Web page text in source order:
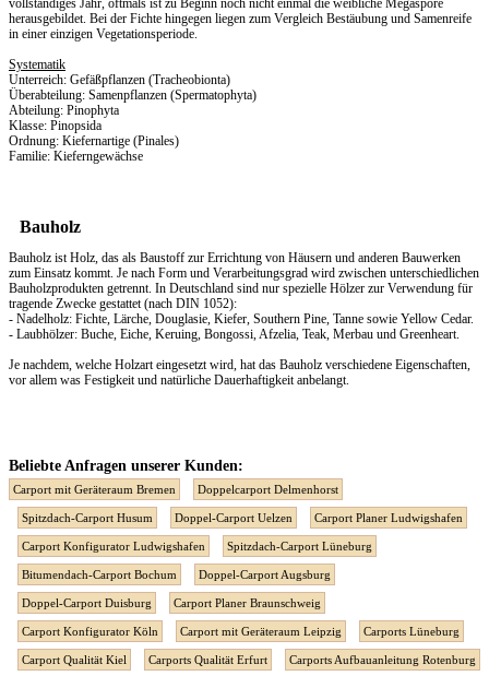
vollständiges Jahr, oftmals ist zu Beginn noch nicht einmal die weibliche Megaspore
herausgebildet. Bei der Fichte hingegen liegen zum Vergleich Bestäubung und Samenreife
in einer einzigen Vegetationsperiode.
Systematik
Unterreich: Gefäßpflanzen (Tracheobionta)
Überabteilung: Samenpflanzen (Spermatophyta)
Abteilung: Pinophyta
Klasse: Pinopsida
Ordnung: Kiefernartige (Pinales)
Familie: Kieferngewächse
Bauholz
Bauholz ist Holz, das als Baustoff zur Errichtung von Häusern und anderen Bauwerken
zum Einsatz kommt. Je nach Form und Verarbeitungsgrad wird zwischen unterschiedlichen
Bauholzprodukten getrennt. In Deutschland sind nur spezielle Hölzer zur Verwendung für
tragende Zwecke gestattet (nach DIN 1052):
- Nadelholz: Fichte, Lärche, Douglasie, Kiefer, Southern Pine, Tanne sowie Yellow Cedar.
- Laubhölzer: Buche, Eiche, Keruing, Bongossi, Afzelia, Teak, Merbau und Greenheart.
Je nachdem, welche Holzart eingesetzt wird, hat das Bauholz verschiedene Eigenschaften,
vor allem was Festigkeit und natürliche Dauerhaftigkeit anbelangt.
Beliebte Anfragen unserer Kunden:
Carport mit Geräteraum Bremen Doppelcarport Delmenhorst
Spitzdach-Carport Husum Doppel-Carport Uelzen Carport Planer Ludwigshafen
Carport Konfigurator Ludwigshafen Spitzdach-Carport Lüneburg
Bitumendach-Carport Bochum Doppel-Carport Augsburg
Doppel-Carport Duisburg Carport Planer Braunschweig
Carport Konfigurator Köln Carport mit Geräteraum Leipzig Carports Lüneburg
Carport Qualität Kiel Carports Qualität Erfurt Carports Aufbauanleitung Rotenburg